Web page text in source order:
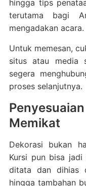
hingga tips
terutama bagi
mengadakan acara.
Untuk memesan,
situs atau media
segera
proses selanjutnya.
Memikat
Dekorasi bukan
Kursi pun bisa
ditata dan dihias
hingga tambahan